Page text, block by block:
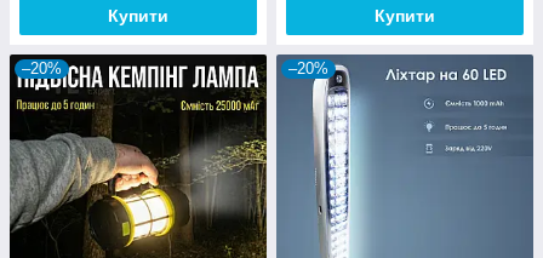
Купити Купити
–20% –20%